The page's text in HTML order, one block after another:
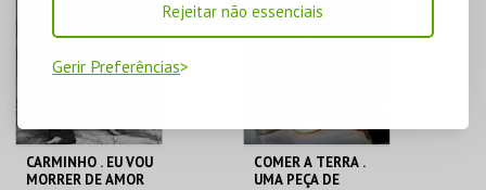
Rejeitar não essenciais
Gerir Preferências
MAIS INFO
COMPRAR
MAIS INFO
CARMINHO . EU VOU
MORRER DE AMOR
COMER A TERRA .
UMA PEÇA DE